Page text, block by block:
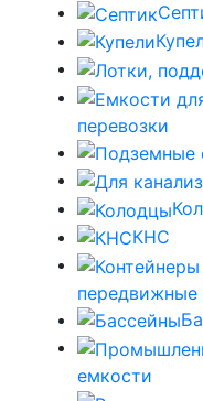
перевозки
КНС
передвижные
емкости